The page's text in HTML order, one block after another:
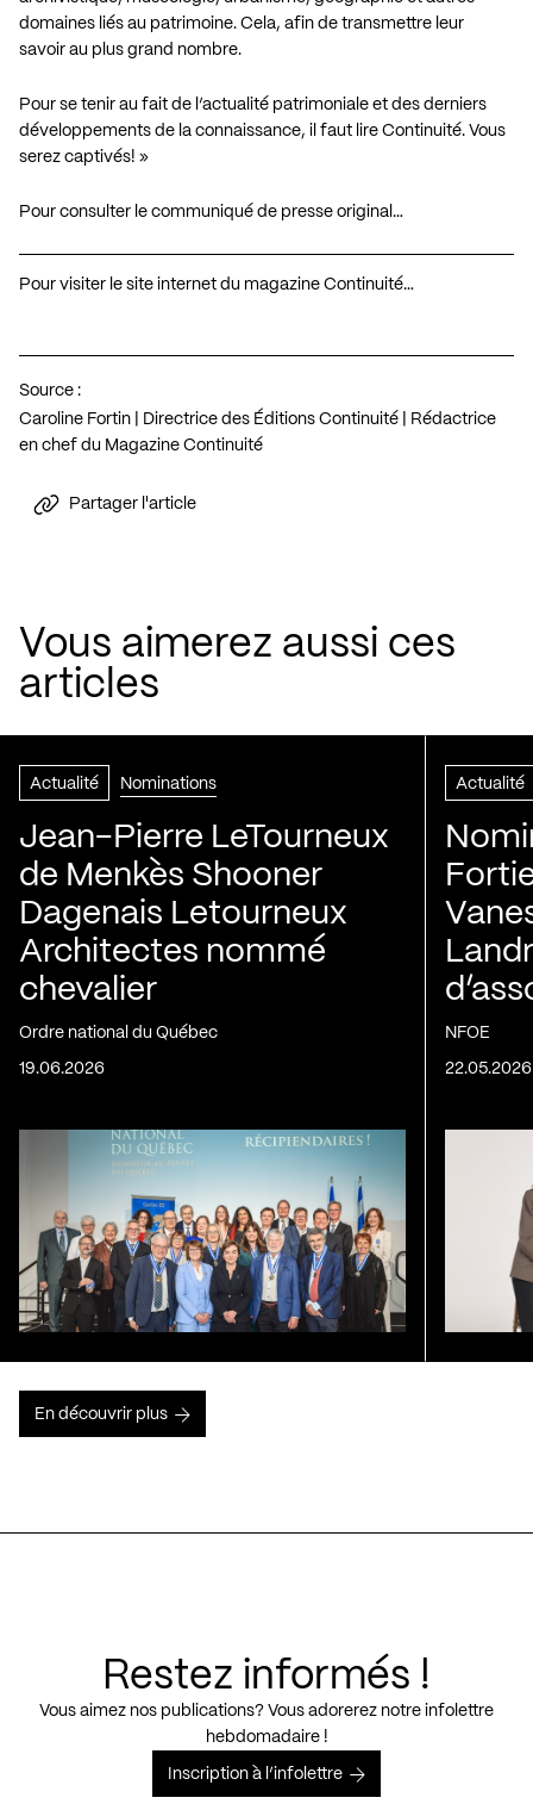
domaines liés au patrimoine. Cela, afin de transmettre leur
savoir au plus grand nombre.
Pour se tenir au fait de l’actualité patrimoniale et des derniers
développements de la connaissance, il faut lire Continuité. Vous
serez captivés! »
Pour consulter le communiqué de presse original…
Pour visiter le site internet du magazine Continuité…
Source :
Caroline Fortin | Directrice des Éditions Continuité | Rédactrice
en chef du Magazine Continuité
Partager l'article
Vous aimerez aussi ces
articles
Actualité Nominations
Jean-Pierre LeTourneux
de Menkès Shooner
Dagenais Letourneux
Architectes nommé
chevalier
Ordre national du Québec
19.06.2026
Actualité
NFOE
22.05.2026
En découvrir plus
Restez informés !
Vous aimez nos publications? Vous adorerez notre infolettre
hebdomadaire !
Inscription à l’infolettre